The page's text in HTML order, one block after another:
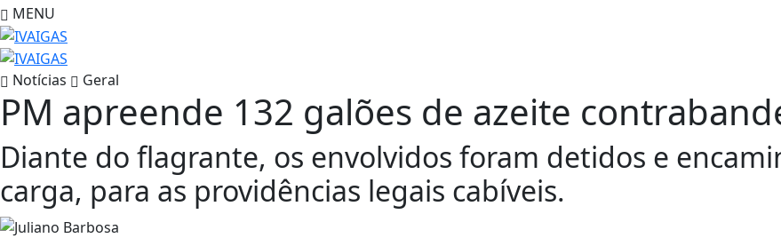
MENU
Notícias Geral
PM apreende 132 galões de azeite
Diante do flagrante, os envolvidos foram detidos e
carga, para as providências legais cabíveis.